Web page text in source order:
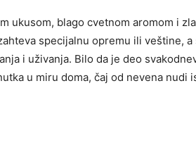
ukusom, blago cvetnom aromom i
specijalnu opremu ili veštine, a
i uživanja. Bilo da je deo
u miru doma, čaj od nevena nudi